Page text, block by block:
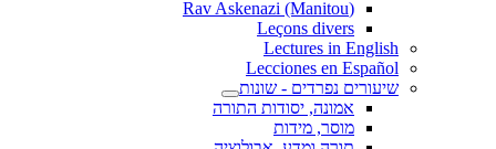
(Rav Askenazi (Manitou
Leçons divers
Lectures in English
Lecciones en Español
שיעורים נפרדים - שונות
אמונה, יסודות התורה
מוסר, מידות